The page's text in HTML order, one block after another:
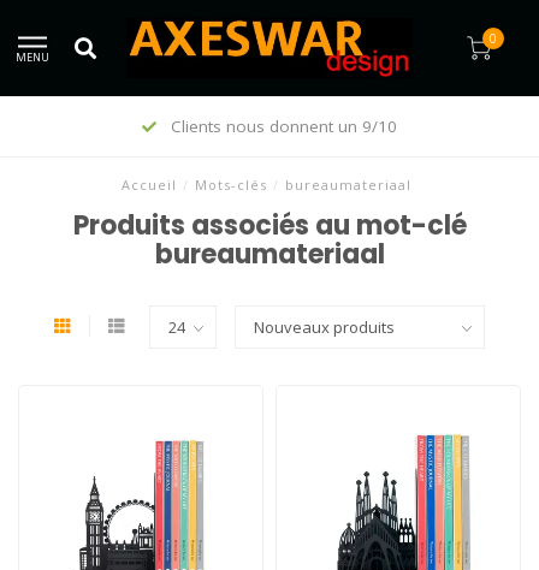
MENU
0
Clients nous donnent un 9/10
Accueil / Mots-clés / bureaumateriaal
Produits associés au mot-clé
bureaumateriaal